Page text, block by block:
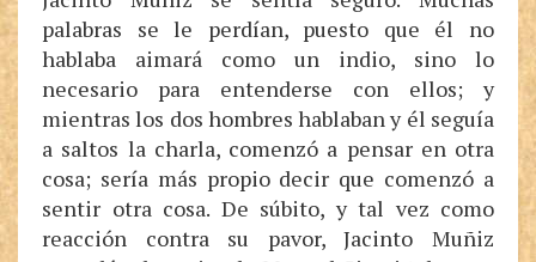
palabras se le perdían, puesto que él no
hablaba aimará como un indio, sino lo
necesario para entenderse con ellos; y
mientras los dos hombres hablaban y él seguía
a saltos la charla, comenzó a pensar en otra
cosa; sería más propio decir que comenzó a
sentir otra cosa. De súbito, y tal vez como
reacción contra su pavor, Jacinto Muñiz